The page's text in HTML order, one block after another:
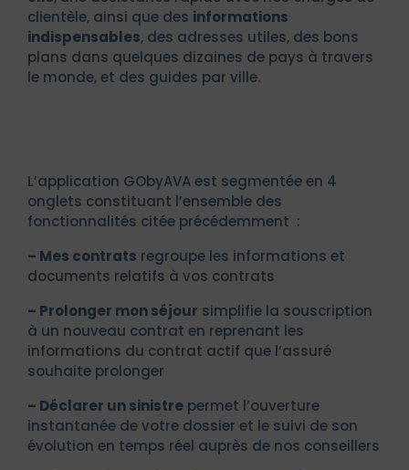
clientèle, ainsi que des informations
indispensables, des adresses utiles, des bons
plans dans quelques dizaines de pays à travers
le monde, et des guides par ville.
L’application GObyAVA est segmentée en 4
onglets constituant l’ensemble des
fonctionnalités citée précédemment :
– Mes contrats regroupe les informations et
documents relatifs à vos contrats
– Prolonger mon séjour simplifie la souscription
à un nouveau contrat en reprenant les
informations du contrat actif que l’assuré
souhaite prolonger
– Déclarer un sinistre permet l’ouverture
instantanée de votre dossier et le suivi de son
évolution en temps réel auprès de nos conseillers